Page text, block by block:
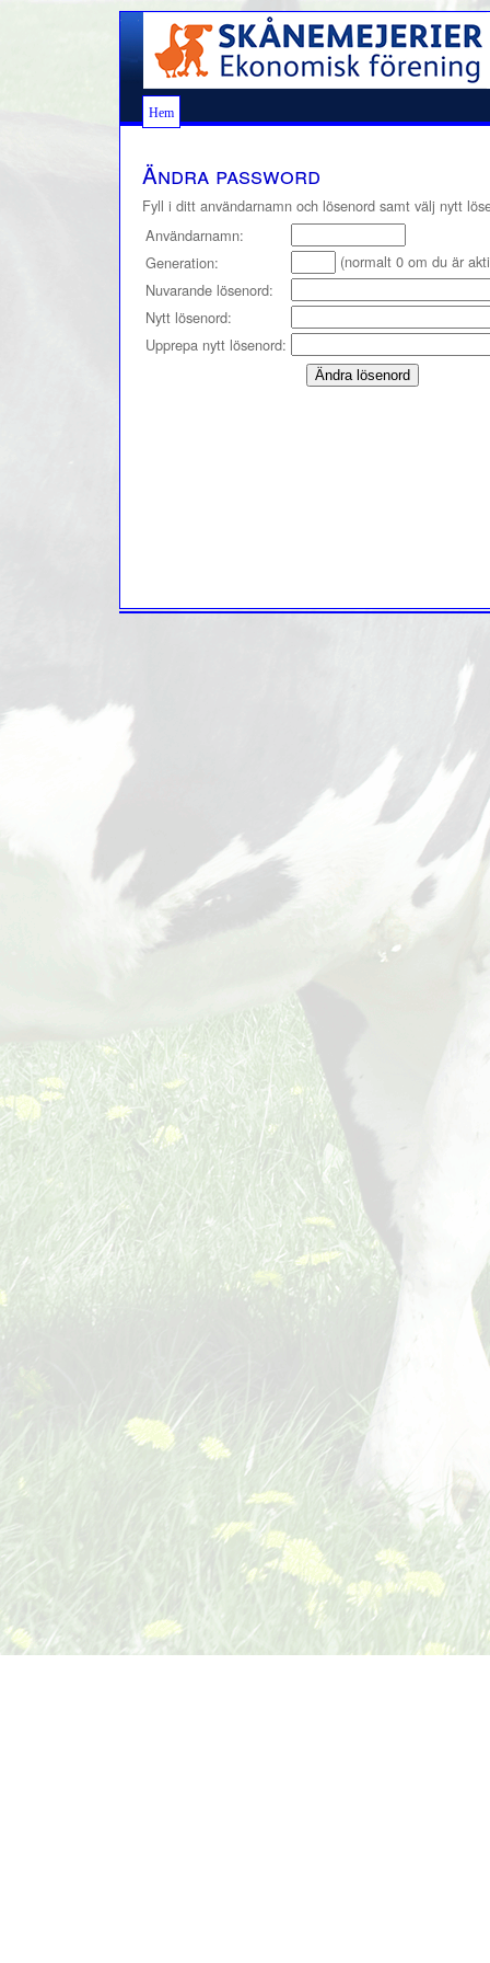
Hem
Ändra password
Fyll i ditt användarnamn och lösenord samt välj nytt
Användarnamn:
Generation:
(normalt 0 om du är
Nuvarande lösenord:
Nytt lösenord:
Upprepa nytt lösenord: